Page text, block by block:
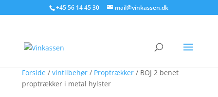
+45 56 14 45 30 mail@vinkassen.dk
Søg produkter - start med at skrive
Forside/ vintilbehør/ Proptrækker/ BOJ 2 benet
proptrækker i metal hylster